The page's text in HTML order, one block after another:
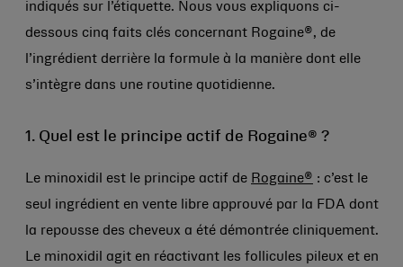
indiqués sur l’étiquette. Nous vous expliquons ci-
dessous cinq faits clés concernant Rogaine®, de
l’ingrédient derrière la formule à la manière dont elle
s’intègre dans une routine quotidienne.
1. Quel est le principe actif de Rogaine® ?
Le minoxidil est le principe actif de Rogaine® : c’est le
seul ingrédient en vente libre approuvé par la FDA dont
la repousse des cheveux a été démontrée cliniquement.
Le minoxidil agit en réactivant les follicules pileux et en